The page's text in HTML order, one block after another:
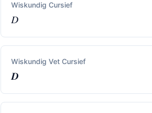
Wiskundig Cursief
𝐷
Wiskundig Vet Cursief
𝑫